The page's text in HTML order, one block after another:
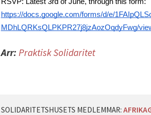
https://docs.google.com/forms/d/e/
MDhLQRKsQLPKPR27j8jzAozOqdyFwg/
Arr: Praktisk Solidaritet